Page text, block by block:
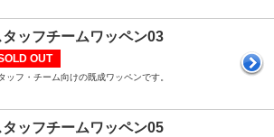
タッフチームワッペン03
OUT
ッフ・チーム向けの既成ワッペンです。
タッフチームワッペン05